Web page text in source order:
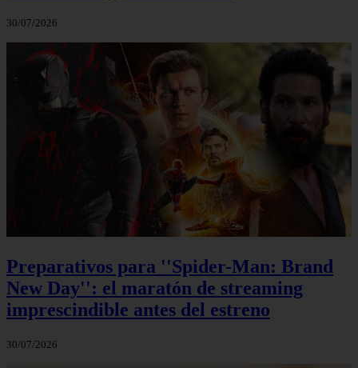
30/07/2026
Preparativos para ''Spider-Man: Brand
New Day'': el maratón de streaming
imprescindible antes del estreno
30/07/2026